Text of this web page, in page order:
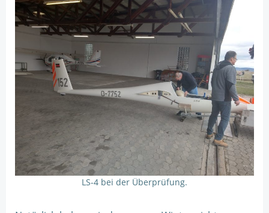
LS-4 bei der Überprüfung.